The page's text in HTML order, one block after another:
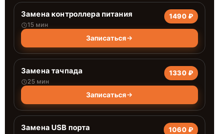
Замена контроллера питания
15 мин
1490 ₽
Записаться
Замена тачпада
25 мин
1330 ₽
Записаться
Замена USB порта 1060 ₽